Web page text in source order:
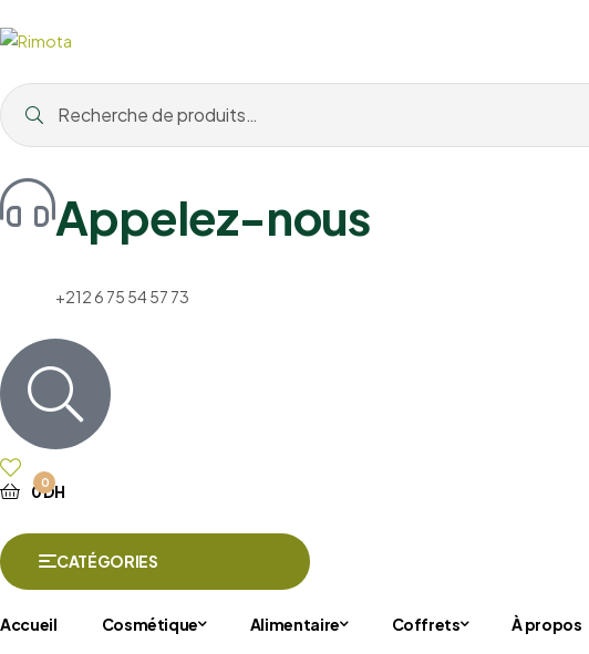
Appelez-nous
+212 6 75 54 57 73
0
0DH
CATÉGORIES
Accueil Cosmétique Alimentaire Coffrets À propos